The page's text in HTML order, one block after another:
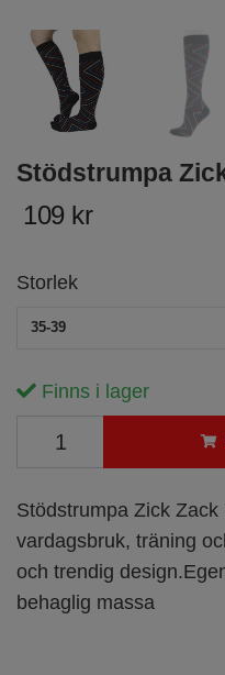
Stödstrumpa
109 kr
Storlek
35-39
Finns i lager
Stödstrumpa Zick
vardagsbruk, träning
och trendig
behaglig massa